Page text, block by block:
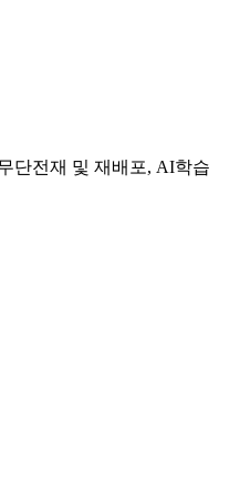
단전재 및 재배포, AI학습